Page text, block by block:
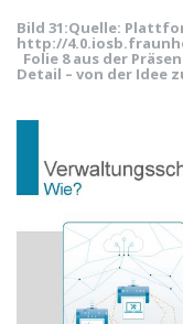
Bild 31:Quelle:
http://
Folie 8 aus der
Detail – von der Idee